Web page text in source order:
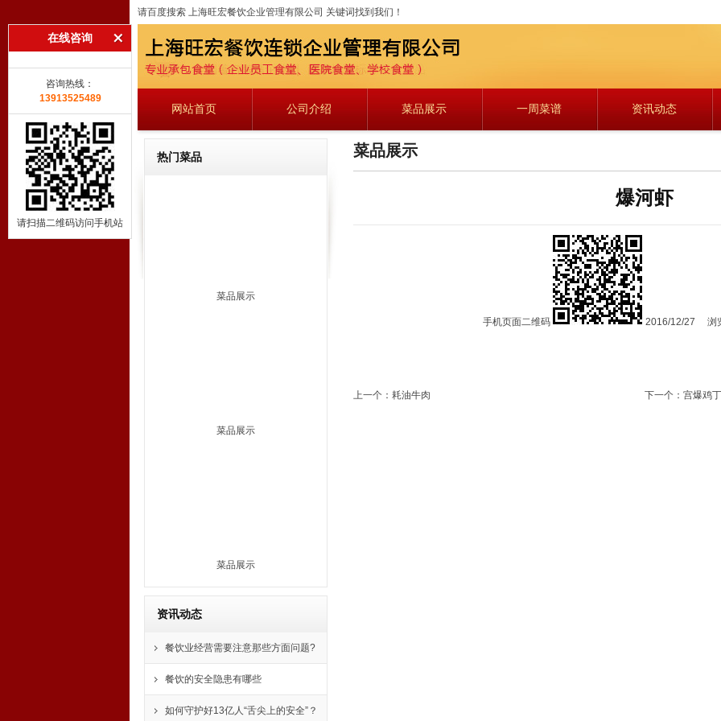
请百度搜索 上海旺宏餐饮企业管理有限公司 关键词找到我们！
网站首页 公司介绍 菜品展示 一周菜谱 资讯动态
热门菜品
菜品展示
菜品展示
菜品展示
资讯动态
餐饮业经营需要注意那些方面问题?
餐饮的安全隐患有哪些
如何守护好13亿人“舌尖上的安全”？
菜品展示
爆河虾
手机页面二维码 2016/12/27 浏
上一个： 耗油牛肉 下一个： 宫爆鸡丁
在线咨询
咨询热线：
13913525489
请扫描二维码访问手机站